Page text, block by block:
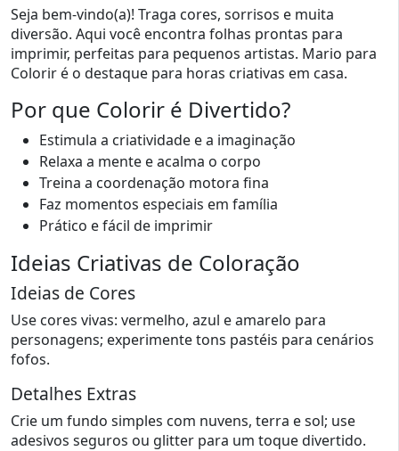
Seja bem-vindo(a)! Traga cores, sorrisos e muita
diversão. Aqui você encontra folhas prontas para
imprimir, perfeitas para pequenos artistas. Mario para
Colorir é o destaque para horas criativas em casa.
Por que Colorir é Divertido?
Estimula a criatividade e a imaginação
Relaxa a mente e acalma o corpo
Treina a coordenação motora fina
Faz momentos especiais em família
Prático e fácil de imprimir
Ideias Criativas de Coloração
Ideias de Cores
Use cores vivas: vermelho, azul e amarelo para
personagens; experimente tons pastéis para cenários
fofos.
Detalhes Extras
Crie um fundo simples com nuvens, terra e sol; use
adesivos seguros ou glitter para um toque divertido.